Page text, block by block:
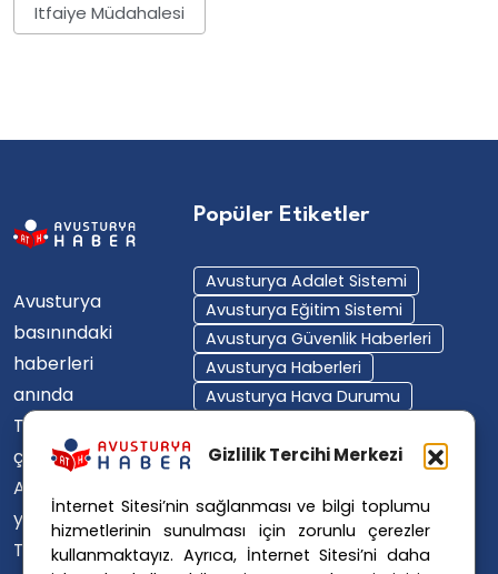
Gizlilik Tercihi Merkezi
İnternet Sitesi’nin sağlanması ve bilgi toplumu
hizmetlerinin sunulması için zorunlu çerezler
kullanmaktayız. Ayrıca, İnternet Sitesi’ni daha
Itfaiye Müdahalesi
Avusturya
basınındaki
haberleri
anında
Türkçe'ye
çevirerek,
Avusturya'da
yaşayan
Türklerin ülke
Popüler Etiketler
Avusturya Adalet Sistemi
Avusturya Eğitim Sistemi
Avusturya Güvenlik Haberleri
Avusturya Haberleri
Avusturya Hava Durumu
Avusturya Polisi
Avusturya Polis Soruşturması
Avusturya Sağlık Sistemi
Avusturya Siyaseti